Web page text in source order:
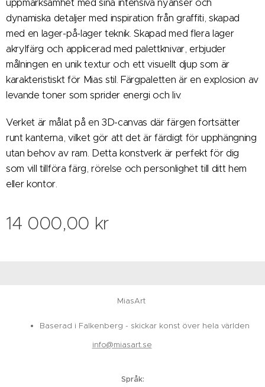
uppmärksamhet med sina intensiva nyanser och
dynamiska detaljer med inspiration från graffiti, skapad
med en lager-på-lager teknik. Skapad med flera lager
akrylfärg och applicerad med palettknivar, erbjuder
målningen en unik textur och ett visuellt djup som är
karakteristiskt för Mias stil. Färgpaletten är en explosion av
levande toner som sprider energi och liv.
Verket är målat på en 3D-canvas där färgen fortsätter
runt kanterna, vilket gör att det är färdigt för upphängning
utan behov av ram. Detta konstverk är perfekt för dig
som vill tillföra färg, rörelse och personlighet till ditt hem
eller kontor.
14 000,00 kr
MiasArt
Baserad i Falkenberg - skickar konst över hela världen
info@miasart.se
Språk